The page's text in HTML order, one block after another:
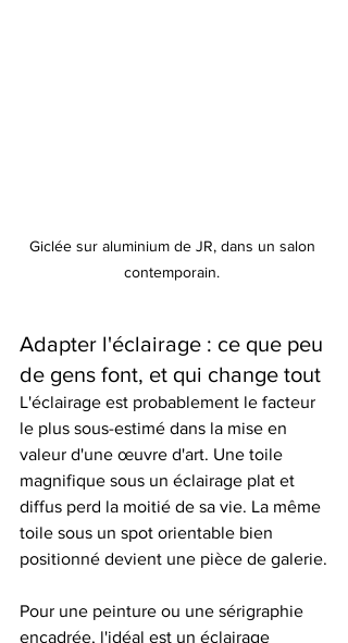
Giclée sur aluminium de JR, dans un salon
contemporain.
Adapter l'éclairage : ce que peu
de gens font, et qui change tout
L'éclairage est probablement le facteur
le plus sous-estimé dans la mise en
valeur d'une œuvre d'art. Une toile
magnifique sous un éclairage plat et
diffus perd la moitié de sa vie. La même
toile sous un spot orientable bien
positionné devient une pièce de galerie.
Pour une peinture ou une sérigraphie
encadrée, l'idéal est un éclairage